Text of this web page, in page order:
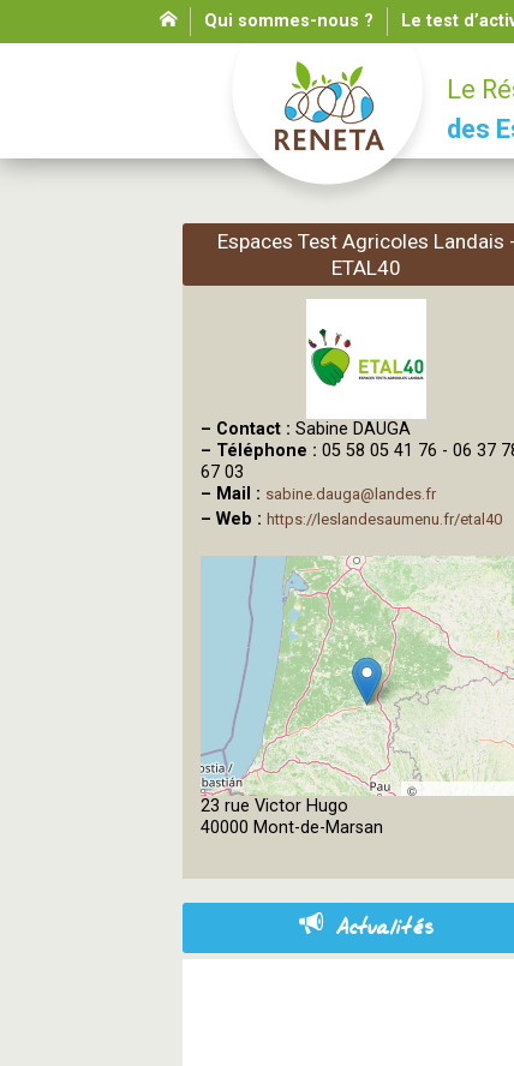
Qui sommes-nous ? Le test
Le
des
Espaces Test Agricoles Landais -
ETAL40
– Contact : Sabine DAUGA
– Téléphone : 05 58 05 41 76 - 06 37
67 03
– Mail : sabine.dauga@landes.fr
– Web : https://leslandesaumenu.fr/etal40
©
23 rue Victor Hugo
40000 Mont-de-Marsan
Actualités